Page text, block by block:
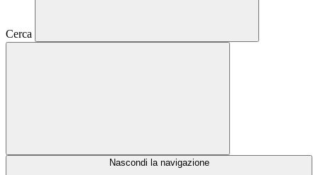
Cerca
Nascondi la navigazione